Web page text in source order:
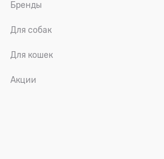
Бренды
Для собак
Для кошек
Акции